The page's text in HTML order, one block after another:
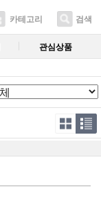
카테고리 검색
관심상품